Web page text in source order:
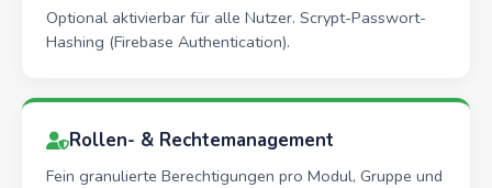
Optional aktivierbar für alle Nutzer. Scrypt-Passwort-
Hashing (Firebase Authentication).
Rollen- & Rechtemanagement
Fein granulierte Berechtigungen pro Modul, Gruppe und